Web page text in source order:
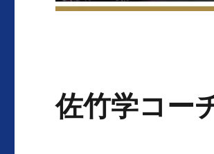
佐竹学コー